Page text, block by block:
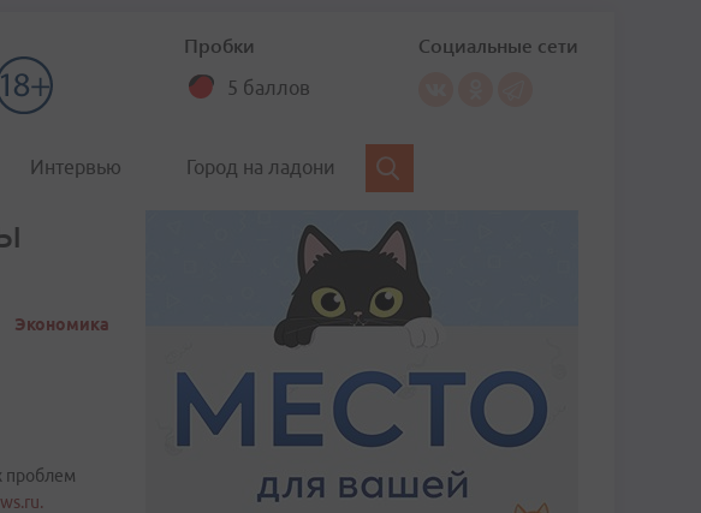
Пробки
5 баллов
Социальные сети
Интервью Город на ладони
Экономика
проблем